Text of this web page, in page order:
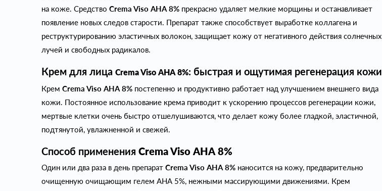
на коже. Средство Crema Viso АНА 8% прекрасно удаляет мелкие морщины и останавливает
появление новых следов старости. Препарат также способствует выработке коллагена и
реструктурированию эластичных волокон, защищает кожу от негативного действия солнечных
лучей и свободных радикалов.
Крем для лица Crema Viso АНА 8%: быстрая и ощутимая регенерация кожи
Крем Crema Viso АНА 8% постепенно и продуктивно работает над улучшением внешнего вида
кожи. Постоянное использование крема приводит к ускорению процессов регенерации кожи,
мертвые клетки очень быстро отшелушиваются, что делает кожу более гладкой, эластичной,
подтянутой, увлажненной и свежей.
Способ применения Crema Viso АНА 8%
Один или два раза в день препарат Crema Viso АНА 8% наносится на кожу, предварительно
очищенную очищающим гелем АНА 5%, нежными массирующими движениями. Крем